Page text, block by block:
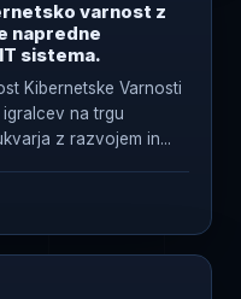
varnost z
napredne
sistema.
Kibernetske Varnosti
na trgu
z razvojem in...